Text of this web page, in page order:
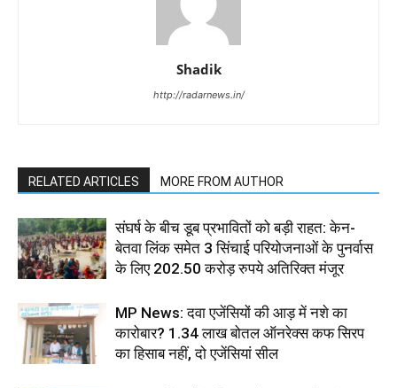
Shadik
http://radarnews.in/
RELATED ARTICLES MORE FROM AUTHOR
संघर्ष के बीच डूब प्रभावितों को बड़ी राहत: केन-
बेतवा लिंक समेत 3 सिंचाई परियोजनाओं के पुनर्वास
के लिए 202.50 करोड़ रुपये अतिरिक्त मंजूर
MP News: दवा एजेंसियों की आड़ में नशे का
कारोबार? 1.34 लाख बोतल ऑनरेक्स कफ सिरप
का हिसाब नहीं, दो एजेंसियां सील